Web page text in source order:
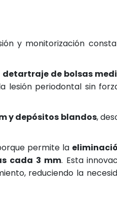
y monitorización
de bolsas
lesión periodontal sin
y depósitos blandos,
permite la
cada 3 mm. Esta
reduciendo la